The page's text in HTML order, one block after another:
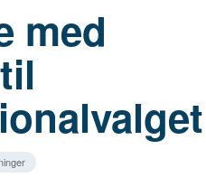
med